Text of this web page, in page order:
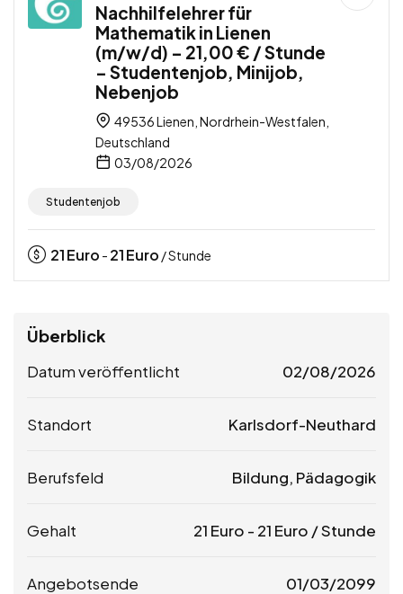
Nachhilfelehrer für
Mathematik in Lienen
(m/w/d) – 21,00 € / Stunde
– Studentenjob, Minijob,
Nebenjob
49536 Lienen, Nordrhein-Westfalen,
Deutschland
03/08/2026
Studentenjob
21Euro - 21Euro / Stunde
Überblick
Datum veröffentlicht 02/08/2026
Standort Karlsdorf-Neuthard
Berufsfeld Bildung, Pädagogik
Gehalt 21 Euro - 21 Euro / Stunde
Angebotsende 01/03/2099